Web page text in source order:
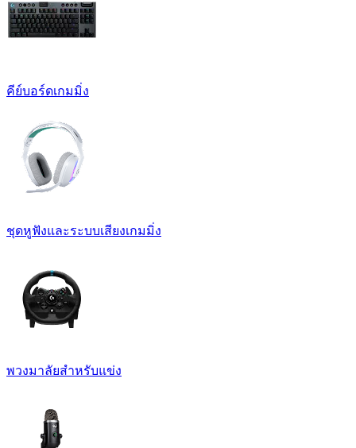
คีย์บอร์ดเกมมิ่ง
ชุดหูฟังและระบบเสียงเกมมิ่ง
พวงมาลัยสำหรับแข่ง